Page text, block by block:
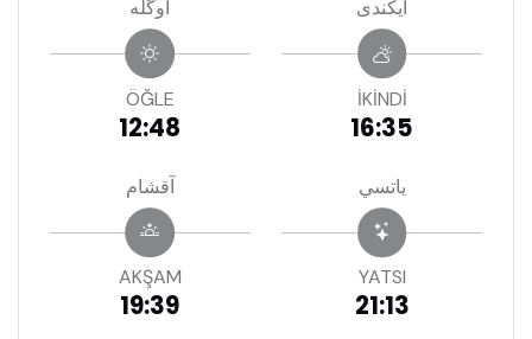
اوگله
ÖĞLE
12:48
ايكندى
İKİNDİ
16:35
آقشام
AKŞAM
19:39
ياتسي
YATSI
21:13